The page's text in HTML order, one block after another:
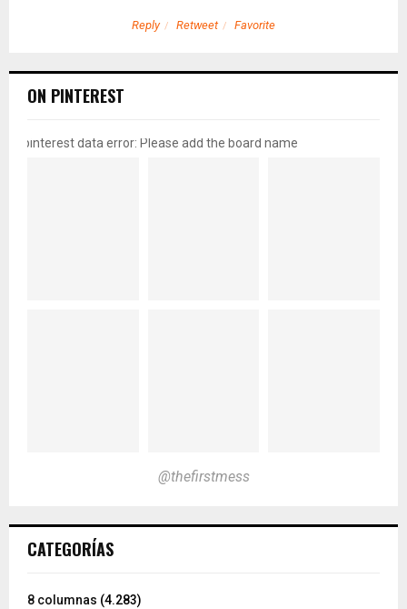
Reply Retweet Favorite
ON PINTEREST
pinterest data error: Please add the board name
@thefirstmess
CATEGORÍAS
8 columnas (4.283)